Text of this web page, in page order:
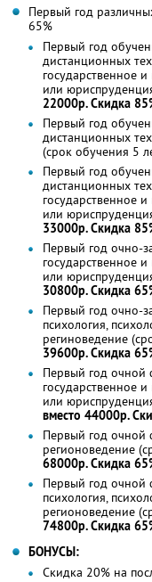
Первый год
65%
Первый год
дистанционных
государственное
или
22000р. Скидка
Первый год
дистанционных
(срок обучения 5
Первый год
дистанционных
государственное
или
33000р. Скидка
Первый год очно-
государственное
или
30800р. Скидка
Первый год очно-
психология,
региноведение
39600р. Скидка
Первый год очной
государственное
или
вместо 44000р.
Первый год очной
регионоведение
68000р. Скидка
Первый год очной
психология,
регионоведение
74800р. Скидка
БОНУСЫ:
Скидка 20% на